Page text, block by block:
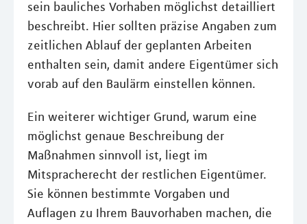
sein bauliches Vorhaben möglichst detailliert
beschreibt. Hier sollten präzise Angaben zum
zeitlichen Ablauf der geplanten Arbeiten
enthalten sein, damit andere Eigentümer sich
vorab auf den Baulärm einstellen können.
Ein weiterer wichtiger Grund, warum eine
möglichst genaue Beschreibung der
Maßnahmen sinnvoll ist, liegt im
Mitspracherecht der restlichen Eigentümer.
Sie können bestimmte Vorgaben und
Auflagen zu Ihrem Bauvorhaben machen, die